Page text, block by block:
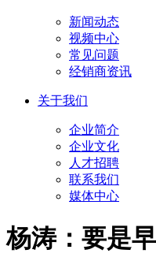
新闻动态
视频中心
常见问题
经销商资讯
关于我们
企业简介
企业文化
人才招聘
联系我们
媒体中心
杨涛：要是